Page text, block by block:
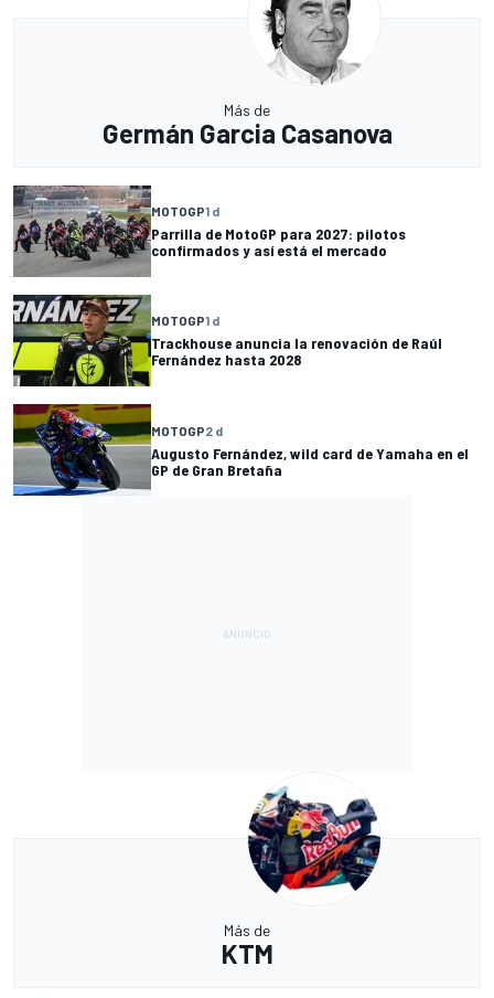
Más de
Germán Garcia Casanova
MOTOGP1 d
Parrilla de MotoGP para 2027: pilotos
confirmados y así está el mercado
MOTOGP1 d
Trackhouse anuncia la renovación de Raúl
Fernández hasta 2028
MOTOGP2 d
Augusto Fernández, wild card de Yamaha en el
GP de Gran Bretaña
Más de
KTM